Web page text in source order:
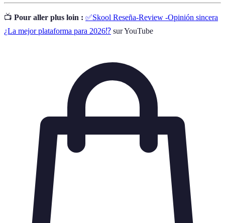
📺 Pour aller plus loin : ✅Skool Reseña-Review -Opinión sincera
¿La mejor plataforma para 2026⁉️ sur YouTube